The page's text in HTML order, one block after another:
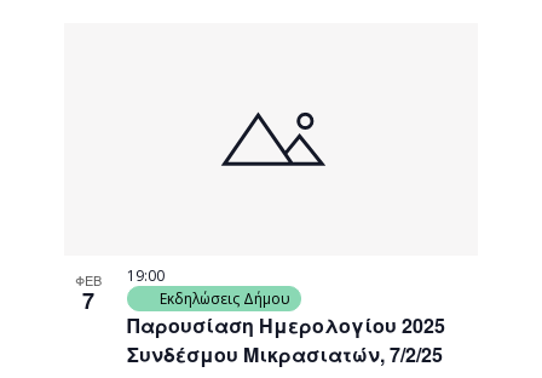
ΦΕΒ
7
Παρουσίαση Ημερολογίου 2025
Συνδέσμου Μικρασιατών, 7/2/25
19:00
Εκδηλώσεις Δήμου